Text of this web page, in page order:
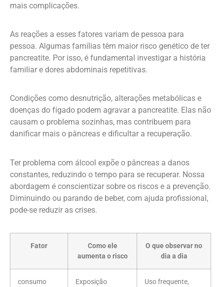
mais complicações.
As reações a esses fatores variam de pessoa para
pessoa. Algumas famílias têm maior risco genético de ter
pancreatite. Por isso, é fundamental investigar a história
familiar e dores abdominais repetitivas.
Condições como desnutrição, alterações metabólicas e
doenças do fígado podem agravar a pancreatite. Elas não
causam o problema sozinhas, mas contribuem para
danificar mais o pâncreas e dificultar a recuperação.
Ter problema com álcool expõe o pâncreas a danos
constantes, reduzindo o tempo para se recuperar. Nossa
abordagem é conscientizar sobre os riscos e a prevenção.
Diminuindo ou parando de beber, com ajuda profissional,
pode-se reduzir as crises.
Fator
Como ele
aumenta o risco
O que observar no
dia a dia
consumo
Exposição
Uso frequente,